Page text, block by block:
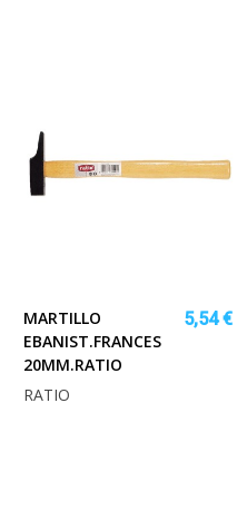
MARTILLO
EBANIST.FRANCES
20MM.RATIO
5,54 €
RATIO